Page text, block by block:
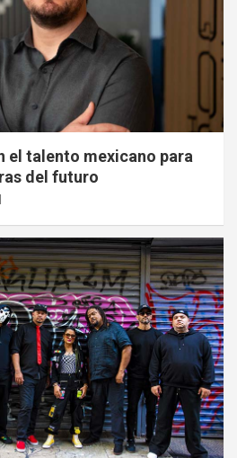
el talento mexicano para
del futuro